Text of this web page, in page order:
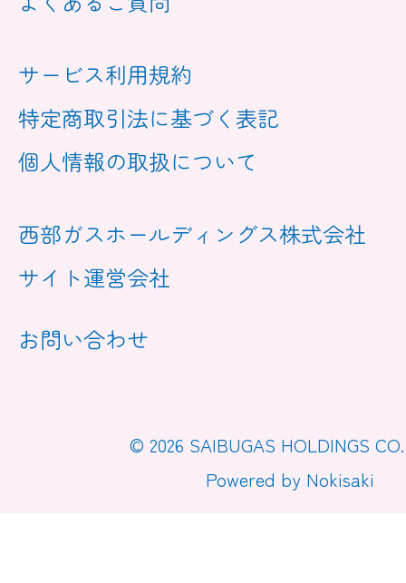
サービス利用規約
特定商取引法に基づく表記
個人情報の取扱について
西部ガスホールディングス株式会社
サイト運営会社
お問い合わせ
© 2026 SAIBUGAS HOLDINGS
Powered by Nokisaki